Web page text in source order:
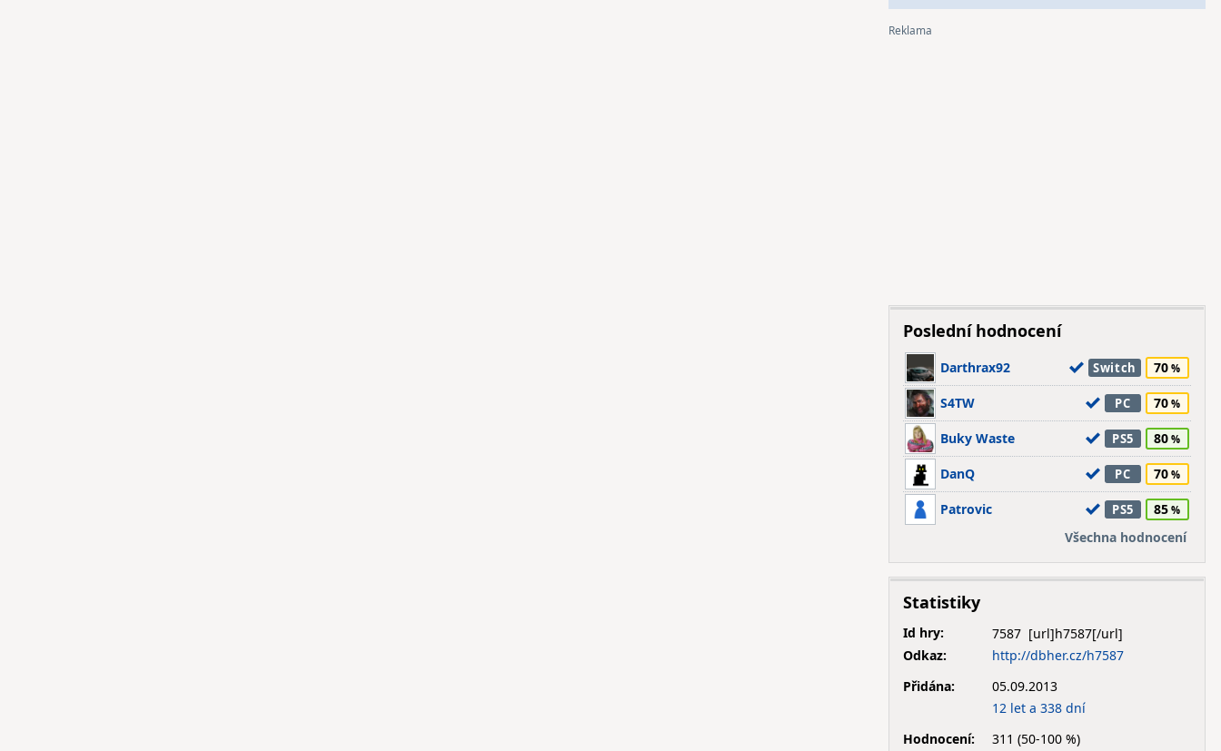
Poslední hodnocení
Darthrax92 Switch 70
S4TW PC 70
Buky Waste PS5 80
DanQ PC 70
Patrovic PS5
85
Všechna hodnocení
Statistiky
Id hry:
7587
Odkaz:
http://dbher.cz/h7587
Přidána:
05.09.2013
12 let a 338 dní
Hodnocení:
311 (50-100 %)